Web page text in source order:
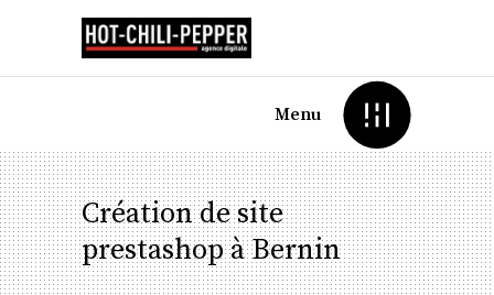
Menu
Création de site
prestashop à Bernin